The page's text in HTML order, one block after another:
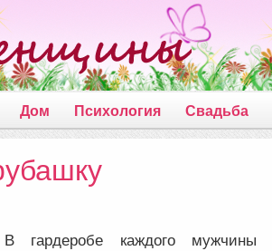
Дом Психология Свадьба
В гардеробе каждого мужчины